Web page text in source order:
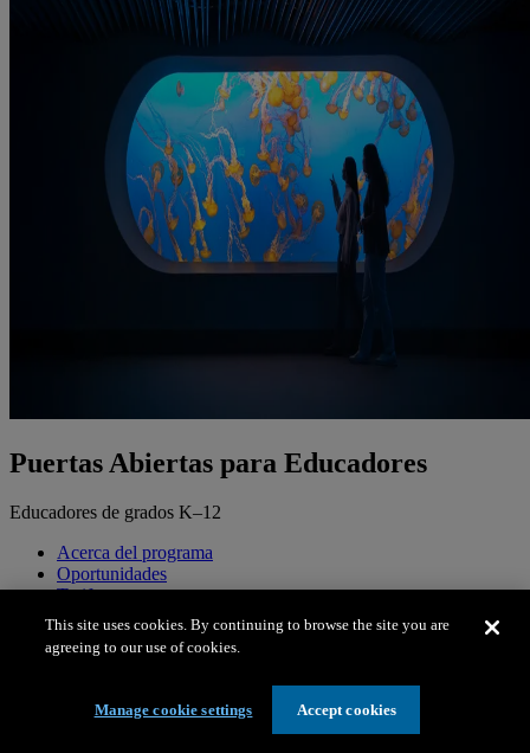
Puertas Abiertas para Educadores
Educadores de grados K–12
Acerca del programa
Oportunidades
Tarifas
Elegibilidad y requisitos
Cómo aplicar
Acerca del programa
This site uses cookies. By continuing to browse the site you are
agreeing to our use of cookies.
Manage cookie settings Accept cookies